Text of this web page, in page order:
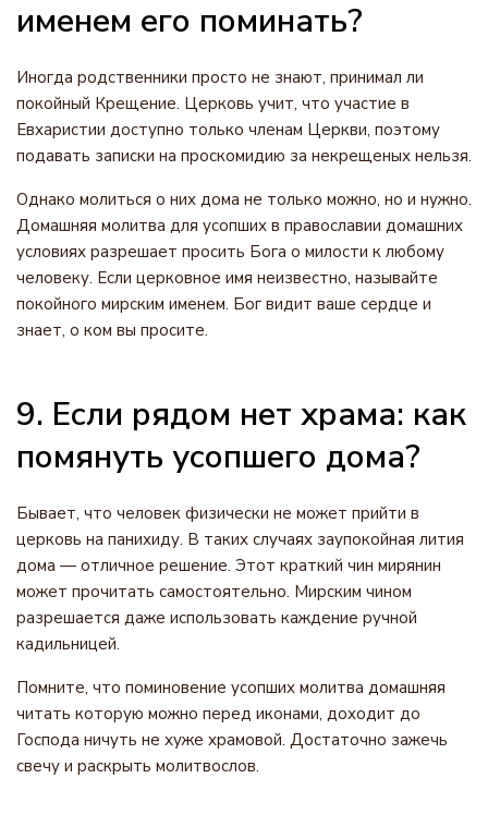
именем его поминать?
Иногда родственники просто не знают, принимал ли
покойный Крещение. Церковь учит, что участие в
Евхаристии доступно только членам Церкви, поэтому
подавать записки на проскомидию за некрещеных нельзя.
Однако молиться о них дома не только можно, но и нужно.
Домашняя молитва для усопших в православии домашних
условиях разрешает просить Бога о милости к любому
человеку. Если церковное имя неизвестно, называйте
покойного мирским именем. Бог видит ваше сердце и
знает, о ком вы просите.
9. Если рядом нет храма: как
помянуть усопшего дома?
Бывает, что человек физически не может прийти в
церковь на панихиду. В таких случаях заупокойная лития
дома — отличное решение. Этот краткий чин мирянин
может прочитать самостоятельно. Мирским чином
разрешается даже использовать каждение ручной
кадильницей.
Помните, что поминовение усопших молитва домашняя
читать которую можно перед иконами, доходит до
Господа ничуть не хуже храмовой. Достаточно зажечь
свечу и раскрыть молитвослов.